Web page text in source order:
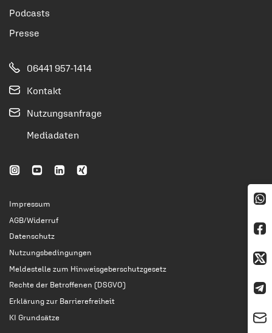
Podcasts
Presse
06441 957-1414
Kontakt
Nutzungsanfrage
Mediadaten
Impressum
AGB/Widerruf
Datenschutz
Nutzungsbedingungen
Meldestelle zum Hinweisgeberschutzgesetz
Rechte der Betroffenen (DSGVO)
Erklärung zur Barrierefreiheit
KI Grundsätze